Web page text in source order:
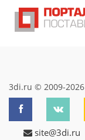
3di.ru © 2009-2026
site@3di.ru